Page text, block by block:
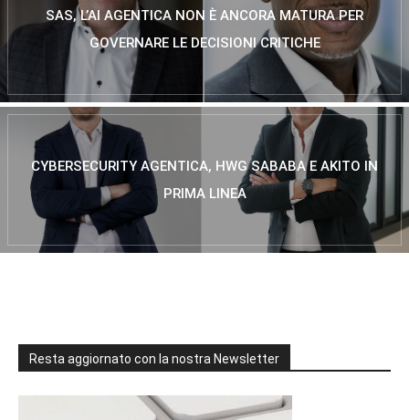
SAS, L’AI AGENTICA NON È ANCORA MATURA PER
GOVERNARE LE DECISIONI CRITICHE
CYBERSECURITY AGENTICA, HWG SABABA E AKITO IN
PRIMA LINEA
Resta aggiornato con la nostra Newsletter